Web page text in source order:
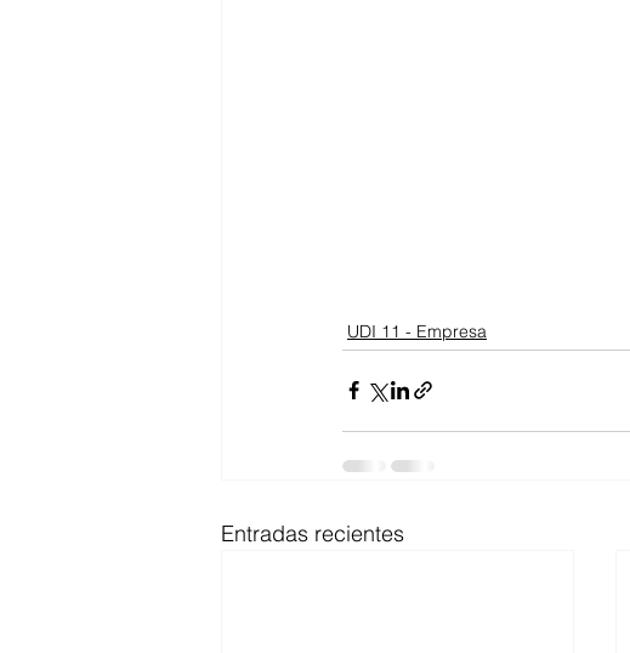
UDI 11 - Empresa
Entradas recientes